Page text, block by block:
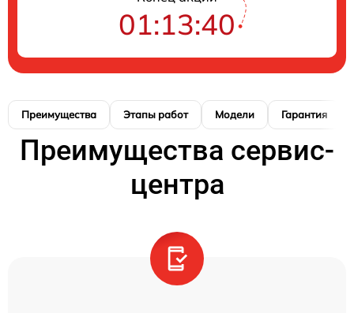
01:13:39
Преимущества Этапы работ Модели Гарантия
Преимущества сервис-
центра